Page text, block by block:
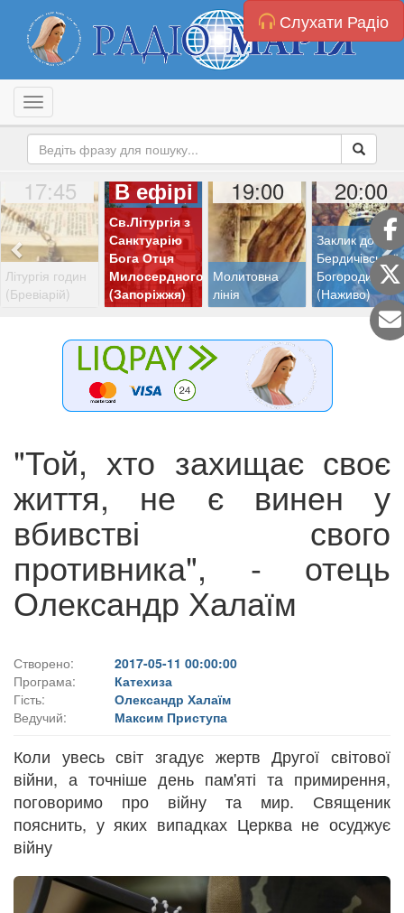
Слухати Радіо
Toggle navigation
17:45
Літургія годин
(Бревіарій)
В ефірі
Св.Літургія з
Санктуарію
Бога Отця
Милосердного
(Запоріжжя)
19:00
Молитовна
лінія
20:00
Заклик до
Бердичівської
Богородиці
(Наживо)
"Той, хто захищає своє
життя, не є винен у
вбивстві свого
противника", - отець
Олександр Халаїм
Створено:
2017-05-11 00:00:00
Програма:
Катехиза
Гість:
Олександр Халаїм
Ведучий:
Максим Приступа
Коли увесь світ згадує жертв Другої світової
війни, а точніше день пам'яті та примирення,
поговоримо про війну та мир. Священик
пояснить, у яких випадках Церква не осуджує
війну